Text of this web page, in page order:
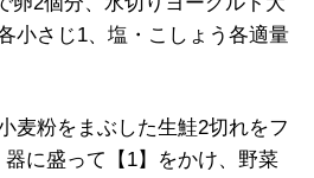
小さじ1、塩・こしょう各適量
麦粉をまぶした生鮭2切れをフ
に盛って【1】をかけ、野菜